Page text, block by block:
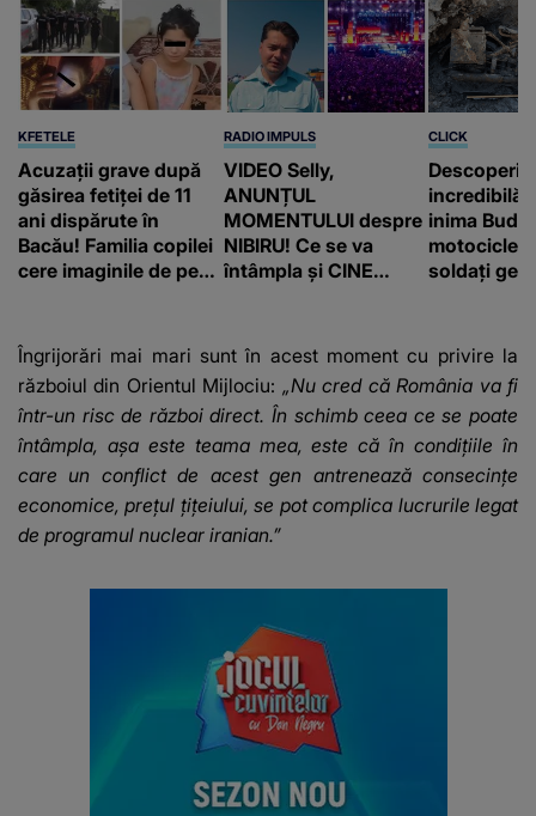
KFETELE
Acuzații grave după
găsirea fetiței de 11
ani dispărute în
Bacău! Familia copilei
cere imaginile de pe
a mai dus sora mea...”
RADIO IMPULS
VIDEO Selly,
ANUNȚUL
MOMENTULUI despre
NIBIRU! Ce se va
întâmpla și CINE
e ciudă că..."
CLICK
incredibilă
inima
soldați
Îngrijorări mai mari sunt în acest moment cu privire la
războiul din Orientul Mijlociu: „Nu cred că România va fi
într-un risc de război direct. În schimb ceea ce se poate
întâmpla, așa este teama mea, este că în condițiile în
care un conflict de acest gen antrenează consecințe
economice, prețul țițeiului, se pot complica lucrurile legat
de programul nuclear iranian.”